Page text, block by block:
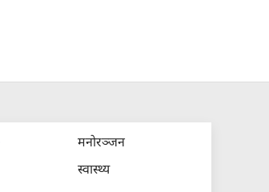
मनोरञ्जन
स्वास्थ्य